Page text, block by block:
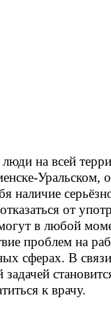
на всей
Уральском,
наличие
от
в любой
проблем на
сферах. В
к врачу.